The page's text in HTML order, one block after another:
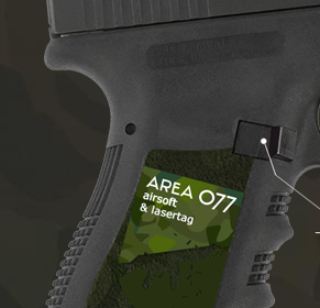
HOME
AREA 077
MITGLIEDER